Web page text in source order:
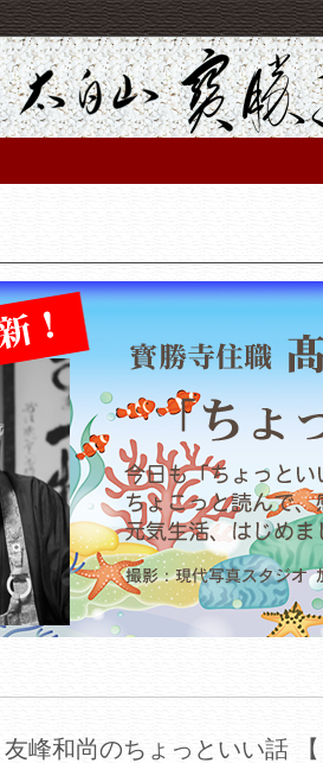
友峰和尚のちょっといい話 【